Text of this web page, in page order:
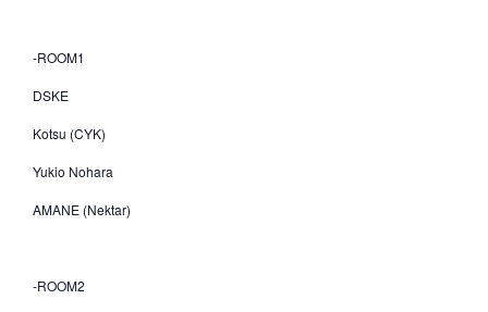
-ROOM1
DSKE
Kotsu (CYK)
Yukio Nohara
AMANE (Nektar)
-ROOM2